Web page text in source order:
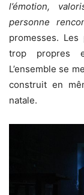
l’émotion,
personne
promesses.
trop propres
L’ensemble se
construit en
natale.